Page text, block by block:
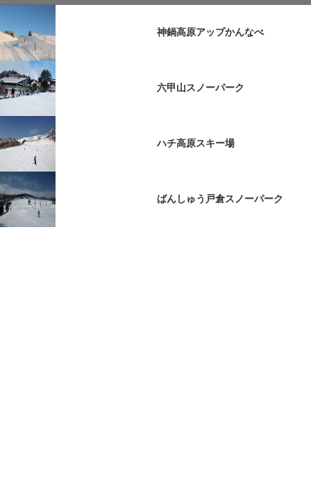
神鍋高原アップかんなべ
六甲山スノーパーク
ハチ高原スキー場
ばんしゅう戸倉スノーパーク